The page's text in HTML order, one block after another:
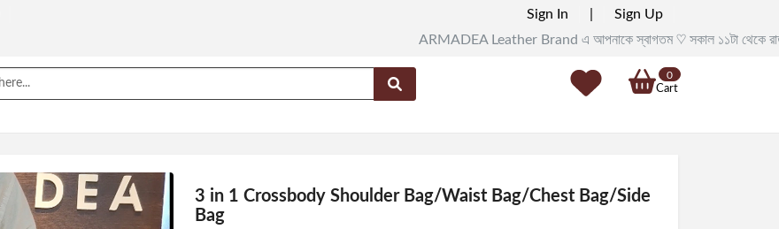
Sign In Sign Up
ARMADEA Leather Brand এ আপনাকে স্বাগতম ♡ সকাল ১১টা থেকে রাত ৯টা পর্যন্ত
Cart
0
3 in 1 Crossbody Shoulder Bag/Waist Bag/Chest Bag/Side
Bag